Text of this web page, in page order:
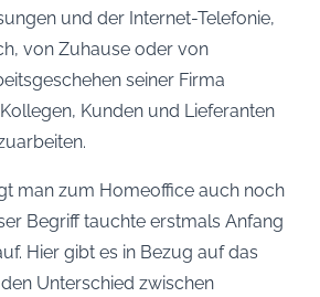
und der Internet-Telefonie,
von Zuhause oder von
seiner Firma
Kunden und Lieferanten
man zum Homeoffice auch noch
Begriff tauchte erstmals Anfang
Hier gibt es in Bezug auf das
Unterschied zwischen